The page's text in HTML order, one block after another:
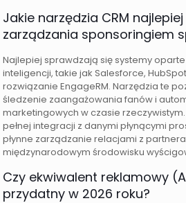
Jakie narzędzia CRM
zarządzania sponsoringiem
Najlepiej sprawdzają się systemy
inteligencji, takie jak Salesforce,
rozwiązanie EngageRM. Narzędzia te
śledzenie zaangażowania fanów i
marketingowych w czasie
pełnej integracji z danymi płynącymi
płynne zarządzanie relacjami z
międzynarodowym środowisku
Czy ekwiwalent reklamowy
przydatny w 2026 roku?